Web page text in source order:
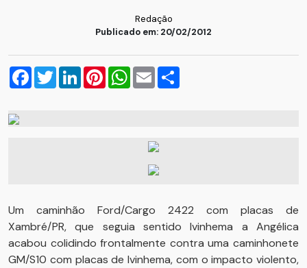
Redação
Publicado em: 20/02/2012
Facebook
TwitterLinkedInPinterestWhatsApp
Email
Um caminhão Ford/Cargo 2422 com placas de
Xambré/PR, que seguia sentido Ivinhema a Angélica
acabou colidindo frontalmente contra uma caminhonete
GM/S10 com placas de Ivinhema, com o impacto violento,